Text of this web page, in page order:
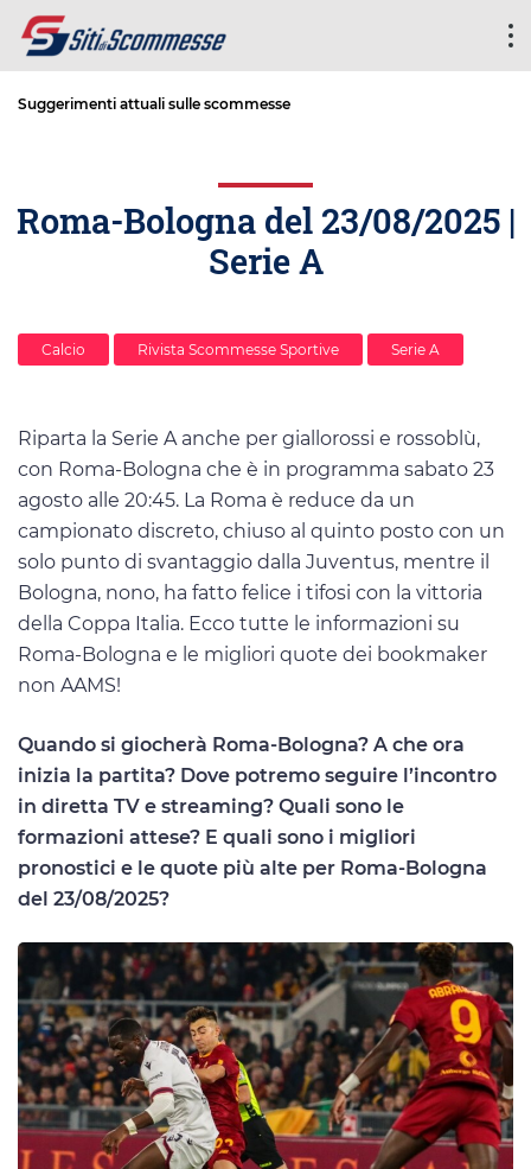
Suggerimenti attuali sulle scommesse
Roma-Bologna del 23/08/2025 |
Serie A
Calcio Rivista Scommesse Sportive Serie A
Riparta la Serie A anche per giallorossi e rossoblù,
con Roma-Bologna che è in programma sabato 23
agosto alle 20:45. La Roma è reduce da un
campionato discreto, chiuso al quinto posto con un
solo punto di svantaggio dalla Juventus, mentre il
Bologna, nono, ha fatto felice i tifosi con la vittoria
della Coppa Italia. Ecco tutte le informazioni su
Roma-Bologna e le migliori quote dei bookmaker
non AAMS!
Quando si giocherà Roma-Bologna? A che ora
inizia la partita? Dove potremo seguire l’incontro
in diretta TV e streaming? Quali sono le
formazioni attese? E quali sono i migliori
pronostici e le quote più alte per Roma-Bologna
del 23/08/2025?